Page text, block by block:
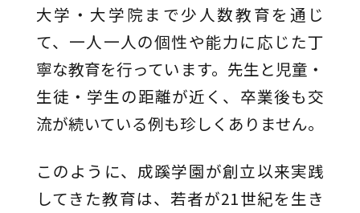
大学・大学院まで少人数教育を通じ
て、一人一人の個性や能力に応じた丁
寧な教育を行っています。先生と児童・
生徒・学生の距離が近く、卒業後も交
流が続いている例も珍しくありません。
このように、成蹊学園が創立以来実践
してきた教育は、若者が21世紀を生き